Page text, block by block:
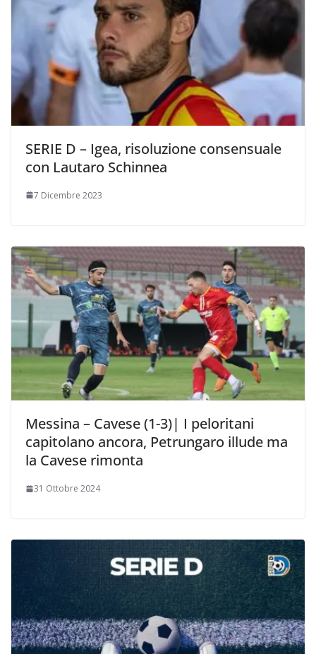
SERIE D – Igea, risoluzione consensuale
con Lautaro Schinnea
7 Dicembre 2023
Messina – Cavese (1-3)| I peloritani
capitolano ancora, Petrungaro illude ma
la Cavese rimonta
31 Ottobre 2024